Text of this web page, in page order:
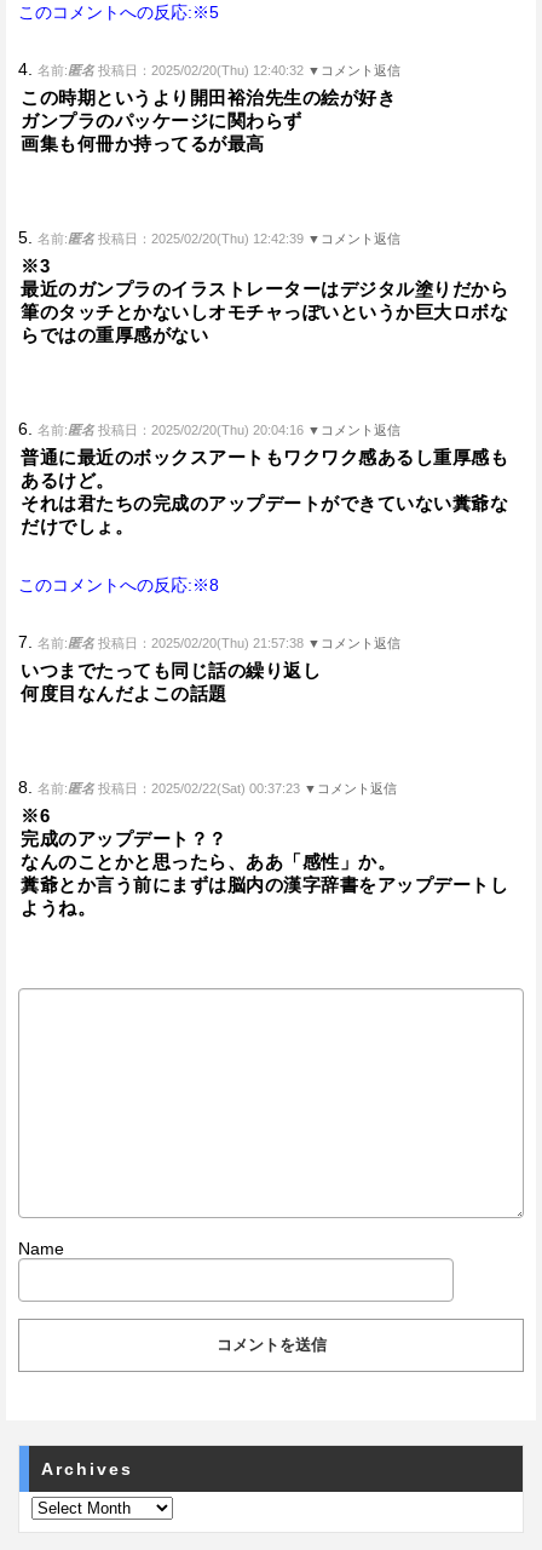
このコメントへの反応:※5
4. 名前:匿名 投稿日：2025/02/20(Thu) 12:40:32 ▼コメント返信
この時期というより開田裕治先生の絵が好き
ガンプラのパッケージに関わらず
画集も何冊か持ってるが最高
5. 名前:匿名 投稿日：2025/02/20(Thu) 12:42:39 ▼コメント返信
※3
最近のガンプラのイラストレーターはデジタル塗りだから
筆のタッチとかないしオモチャっぽいというか巨大ロボな
らではの重厚感がない
6. 名前:匿名 投稿日：2025/02/20(Thu) 20:04:16 ▼コメント返信
普通に最近のボックスアートもワクワク感あるし重厚感も
あるけど。
それは君たちの完成のアップデートができていない糞爺な
だけでしょ。
このコメントへの反応:※8
7. 名前:匿名 投稿日：2025/02/20(Thu) 21:57:38 ▼コメント返信
いつまでたっても同じ話の繰り返し
何度目なんだよこの話題
8. 名前:匿名 投稿日：2025/02/22(Sat) 00:37:23 ▼コメント返信
※6
完成のアップデート？？
なんのことかと思ったら、ああ「感性」か。
糞爺とか言う前にまずは脳内の漢字辞書をアップデートし
ようね。
Name
Archives